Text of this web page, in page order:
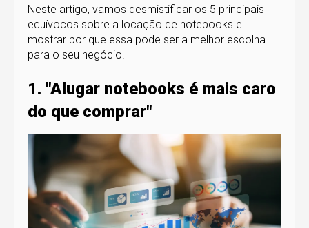
Neste artigo, vamos desmistificar os 5 principais
equívocos sobre a locação de notebooks e
mostrar por que essa pode ser a melhor escolha
para o seu negócio.
1. "Alugar notebooks é mais caro
do que comprar"